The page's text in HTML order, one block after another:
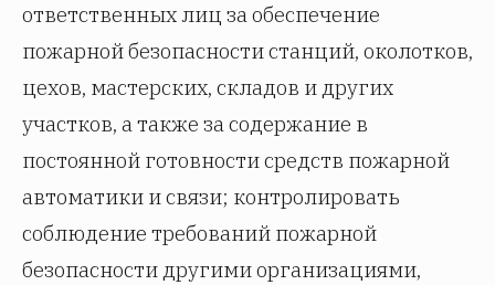
ответственных лиц за обеспечение
пожарной безопасности станций, околотков,
цехов, мастерских, складов и других
участков, а также за содержание в
постоянной готовности средств пожарной
автоматики и связи; контролировать
соблюдение требований пожарной
безопасности другими организациями,